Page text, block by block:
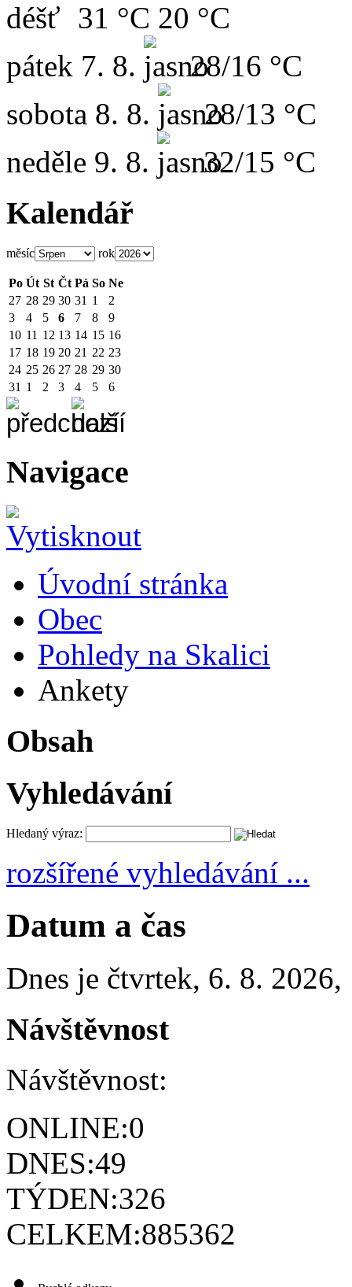
31 °C 20 °C
pátek 7. 8.
28/16 °C
sobota 8. 8.
28/13 °C
neděle 9. 8. 32/15 °C
Kalendář
měsíc rok
Po Út St Čt Pá So Ne
27 28 29 30 31 1
2
3
4 5 6 7 8
9
10 11 12 13 14 15 16
17 18 19 20 21 22 23
24 25 26 27 28 29 30
31 1 2 3 4 5 6
Navigace
Úvodní stránka
Obec
Pohledy na Skalici
Ankety
Obsah
Vyhledávání
Hledaný výraz:
rozšířené vyhledávání ...
Datum a čas
Dnes je čtvrtek, 6. 8. 2026,
Návštěvnost
Návštěvnost:
ONLINE:0
DNES:49
TÝDEN:326
CELKEM:885362